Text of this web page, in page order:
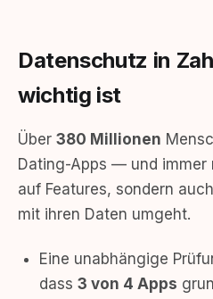
Datenschutz in
wichtig ist
Über 380 Millionen
Dating-Apps — und immer
auf Features, sondern
mit ihren Daten umgeht.
Eine unabhängige
dass 3 von 4 Apps